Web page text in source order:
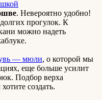
. Невероятно удобно!
прогулок. К
можно надеть
— мюли, о которой мы
еще больше усилит
Подбор верха
создать.